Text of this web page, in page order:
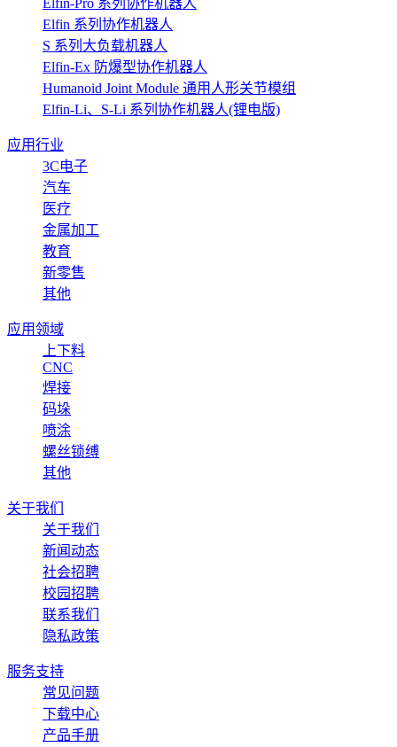
Elfin 系列协作机器人
S 系列大负载机器人
Elfin-Ex 防爆型协作机器人
Humanoid Joint Module 通用人形关节模组
Elfin-Li、S-Li 系列协作机器人(锂电版)
应用行业
3C电子
汽车
医疗
金属加工
教育
新零售
其他
应用领域
上下料
CNC
焊接
码垛
喷涂
螺丝锁缚
其他
关于我们
关于我们
新闻动态
社会招聘
校园招聘
联系我们
隐私政策
服务支持
常见问题
下载中心
产品手册